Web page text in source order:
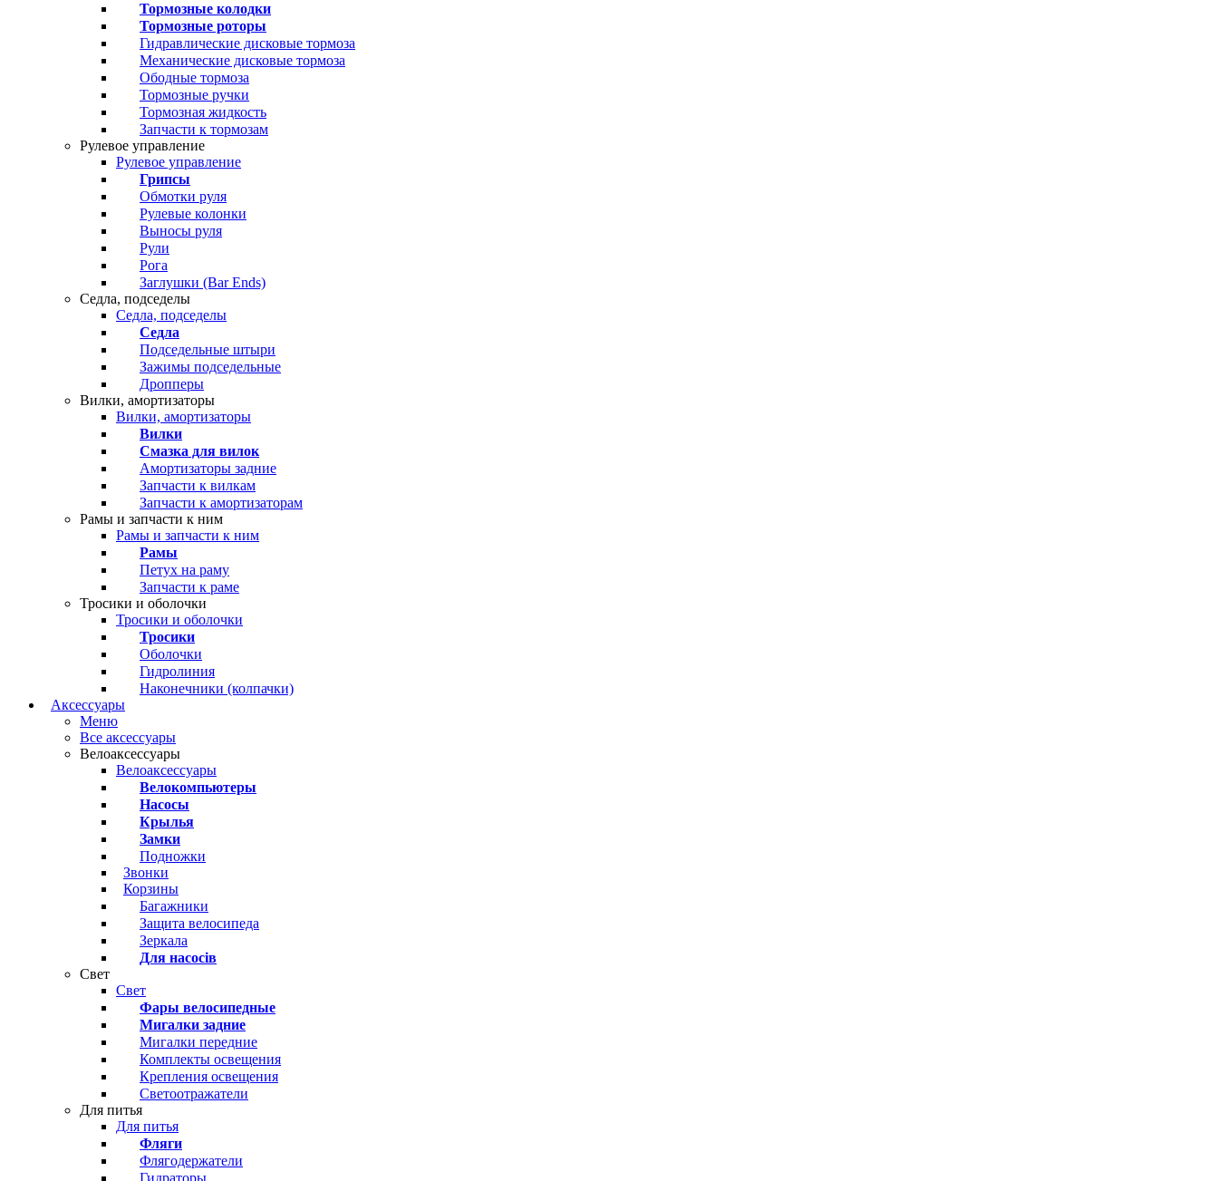
Тормозные колодки
Тормозные роторы
Гидравлические дисковые тормоза
Механические дисковые тормоза
Ободные тормоза
Тормозные ручки
Тормозная жидкость
Запчасти к тормозам
Рулевое управление
Рулевое управление
Грипсы
Обмотки руля
Рулевые колонки
Выносы руля
Рули
Рога
Заглушки (Bar Ends)
Седла, подседелы
Седла, подседелы
Седла
Подседельные штыри
Зажимы подседельные
Дропперы
Вилки, амортизаторы
Вилки, амортизаторы
Вилки
Смазка для вилок
Амортизаторы задние
Запчасти к вилкам
Запчасти к амортизаторам
Рамы и запчасти к ним
Рамы и запчасти к ним
Рамы
Петух на раму
Запчасти к раме
Тросики и оболочки
Тросики и оболочки
Тросики
Оболочки
Гидролиния
Наконечники (колпачки)
Аксессуары
Меню
Все аксессуары
Велоаксессуары
Велоаксессуары
Велокомпьютеры
Насосы
Крылья
Замки
Подножки
Звонки
Корзины
Багажники
Защита велосипеда
Зеркала
Для насосів
Свет
Свет
Фары велосипедные
Мигалки задние
Мигалки передние
Комплекты освещения
Крепления освещения
Светоотражатели
Для питья
Для питья
Фляги
Флягодержатели
Гидраторы